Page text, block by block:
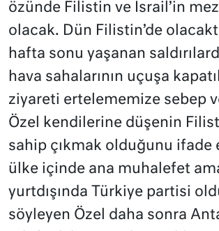
özünde Filistin ve İsrail’in
olacak. Dün Filistin’de
hafta sonu yaşanan
hava sahalarının uçuşa
ziyareti ertelememize sebep
Özel kendilerine düşenin
sahip çıkmak olduğunu ifade
ülke içinde ana muhalefet
yurtdışında Türkiye partisi
söyleyen Özel daha sonra